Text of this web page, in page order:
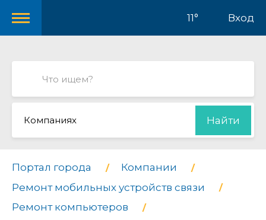
11° Вход
Компаниях Найти
Портал города
Компании
Ремонт мобильных устройств связи
Ремонт компьютеров